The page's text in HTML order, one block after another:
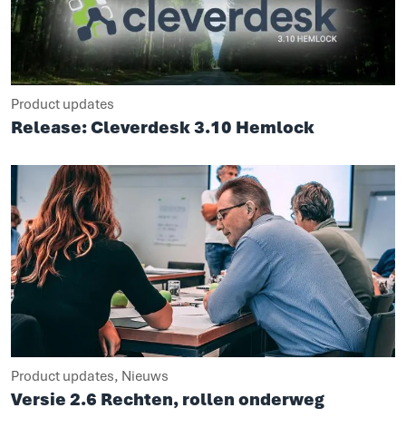
Product updates
Release: Cleverdesk 3.10 Hemlock
Product updates, Nieuws
Versie 2.6 Rechten, rollen onderweg